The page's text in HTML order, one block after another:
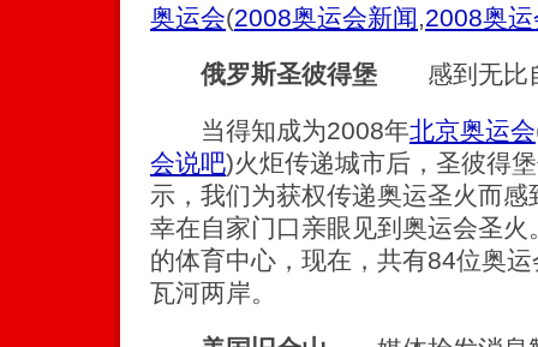
奥运会(2008奥运会新闻,2008奥
俄罗斯圣彼得堡 感到无比
当得知成为2008年北京奥运会
会说吧)火炬传递城市后，圣彼得
示，我们为获权传递奥运圣火而
幸在自家门口亲眼见到奥运会圣
的体育中心，现在，共有84位奥
瓦河两岸。